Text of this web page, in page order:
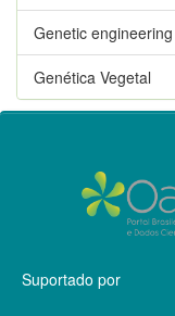
Genetic engineering
Genética Vegetal
Suportado por